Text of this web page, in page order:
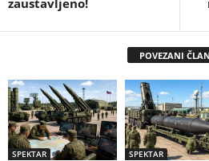
POVEZANI
SPEKTAR SPEKTAR